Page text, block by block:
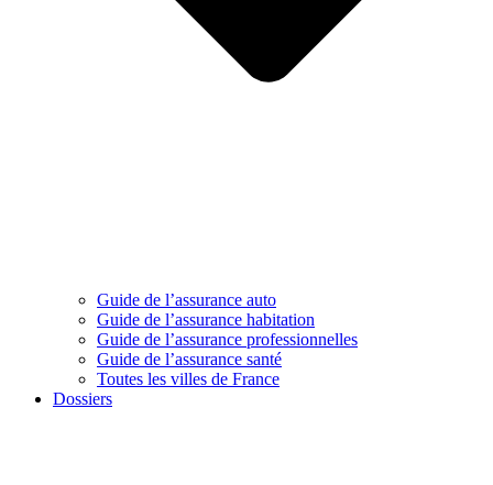
Guide de l’assurance auto
Guide de l’assurance habitation
Guide de l’assurance professionnelles
Guide de l’assurance santé
Toutes les villes de France
Dossiers